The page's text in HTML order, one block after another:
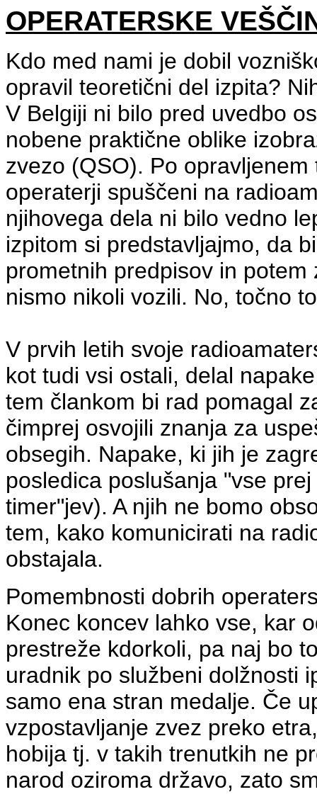
OPERATERSKE
Kdo med nami je dobil
opravil teoretični del izpita?
V Belgiji ni bilo pred uvedbo
nobene praktične oblike
zvezo (QSO). Po
operaterji spuščeni na
njihovega dela ni bilo vedno
izpitom si predstavljajmo, da
prometnih predpisov in
nismo nikoli vozili. No, točno
V prvih letih svoje
kot tudi vsi ostali, delal
tem člankom bi rad pomagal
čimprej osvojili znanja za
obsegih. Napake, ki jih je
posledica poslušanja "vse
timer"jev). A njih ne bomo
tem, kako komunicirati na
obstajala.
Pomembnosti dobrih
Konec koncev lahko vse, kar
prestreže kdorkoli, pa naj bo
uradnik po službeni dolžnosti
samo ena stran medalje. Če
vzpostavljanje zvez preko
hobija tj. v takih trenutkih ne
narod oziroma državo, zato